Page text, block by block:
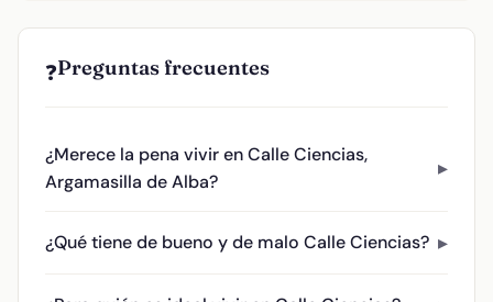
❓Preguntas frecuentes
¿Merece la pena vivir en Calle Ciencias,
Argamasilla de Alba?
¿Qué tiene de bueno y de malo Calle Ciencias?